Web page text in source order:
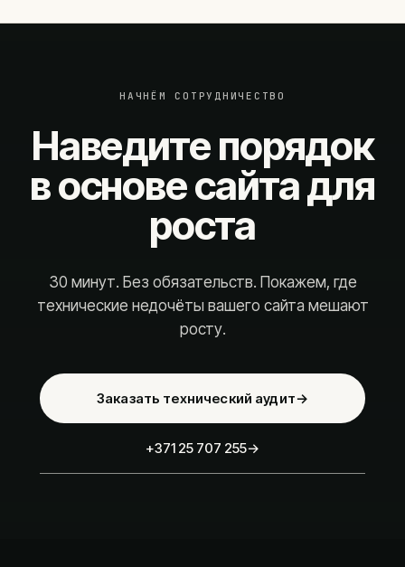
НАЧНЁМ СОТРУДНИЧЕСТВО
Наведите порядок
в основе сайта для
роста
30 минут. Без обязательств. Покажем, где
технические недочёты вашего сайта мешают
росту.
Заказать технический аудит→
+371 25 707 255→